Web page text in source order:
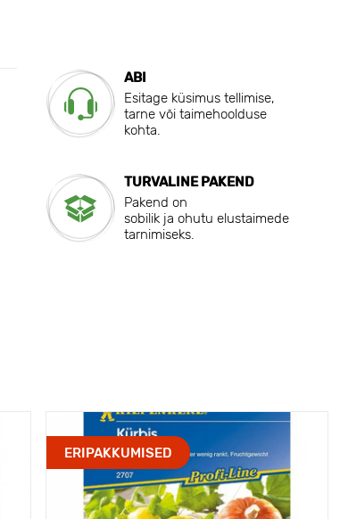
ABI
Esitage küsimus tellimise,
tarne või taimehoolduse
kohta.
TURVALINE PAKEND
Pakend on
sobilik ja ohutu elustaimede
tarnimiseks.
ERIPAKKUMISED